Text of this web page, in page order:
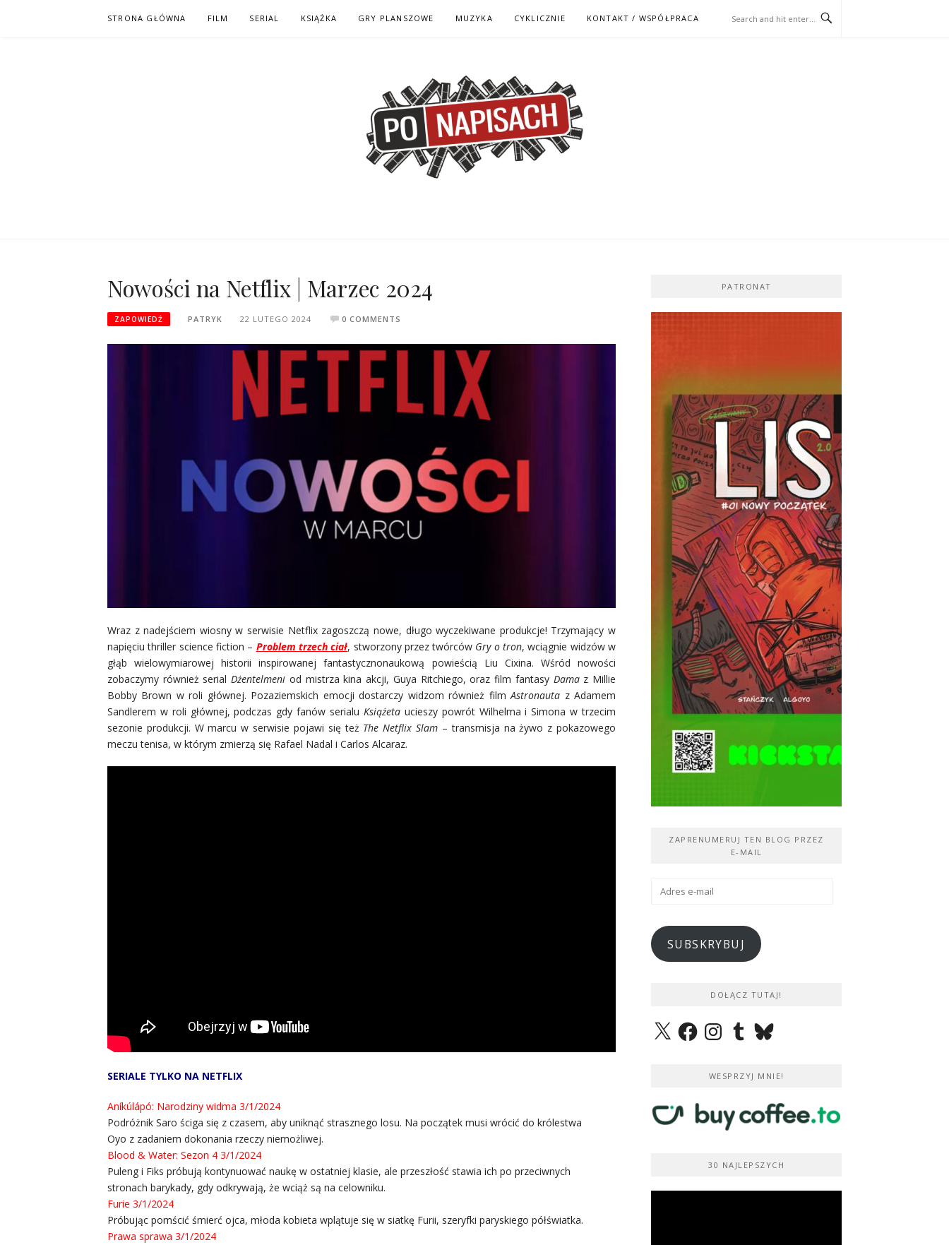
STRONA GŁÓWNA FILM SERIAL KSIĄŻKA GRY PLANSZOWE MUZYKA CYKLICZNIE KONTAKT / WSPÓŁPRACA
Nowości na Netflix | Marzec 2024
ZAPOWIEDŹ PATRYK 22 LUTEGO 2024 0 COMMENTS
Wraz z nadejściem wiosny w serwisie Netflix zagoszczą nowe, długo wyczekiwane produkcje! Trzymający w
napięciu thriller science fiction – Problem trzech ciał, stworzony przez twórców Gry o tron, wciągnie widzów w
głąb wielowymiarowej historii inspirowanej fantastycznonaukową powieścią Liu Cixina. Wśród nowości
zobaczymy również serial Dżentelmeni od mistrza kina akcji, Guya Ritchiego, oraz film fantasy Damaz Millie
Bobby Brown w roli głównej. Pozaziemskich emocji dostarczy widzom również filmAstronauta z Adamem
Sandlerem w roli głównej, podczas gdy fanów serialu Książetaucieszy powrót Wilhelma i Simona w trzecim
sezonie produkcji. W marcu w serwisie pojawi się też The Netflix Slam – transmisja na żywo z pokazowego
meczu tenisa, w którym zmierzą się Rafael Nadal i Carlos Alcaraz.
SERIALE TYLKO NA NETFLIX
Aníkúlápó: Narodziny widma 3/1/2024
Podróżnik Saro ściga się z czasem, aby uniknąć strasznego losu. Na początek musi wrócić do królestwa
Oyo z zadaniem dokonania rzeczy niemożliwej.
Blood & Water: Sezon 4 3/1/2024
Puleng i Fiks próbują kontynuować naukę w ostatniej klasie, ale przeszłość stawia ich po przeciwnych
stronach barykady, gdy odkrywają, że wciąż są na celowniku.
Furie 3/1/2024
Próbując pomścić śmierć ojca, młoda kobieta wplątuje się w siatkę Furii, szeryfki paryskiego półświatka.
Prawa sprawa 3/1/2024
PATRONAT
ZAPRENUMERUJ TEN BLOG PRZEZ
E-MAIL
Adres
SUBSKRYBUJ
DOŁĄCZ TUTAJ!
X FacebookInstagramTumblrBluesky
WESPRZYJ MNIE!
30 NAJLEPSZYCH